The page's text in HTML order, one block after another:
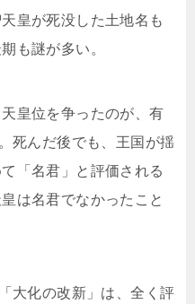
皇が死没した土地名も
も謎が多い。
皇位を争ったのが、有
死んだ後でも、王国が揺
「名君」と評価される
は名君でなかったこと
大化の改新」は、全く評